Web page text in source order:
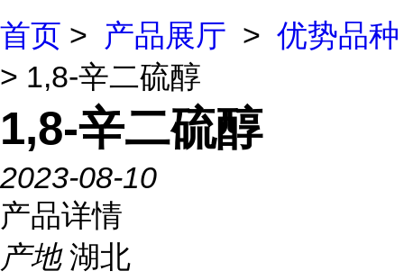
首页 > 产品展厅 > 优势品种
> 1,8-辛二硫醇
1,8-辛二硫醇
2023-08-10
产品详情
产地 湖北